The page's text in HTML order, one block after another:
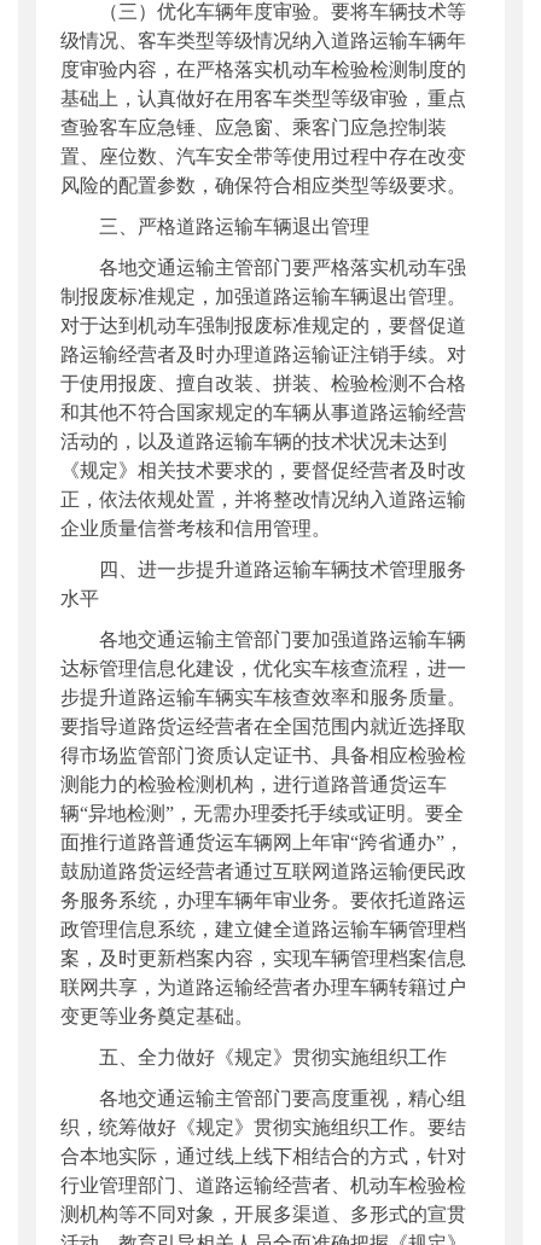
（三）优化车辆年度审验。要将车辆技术等
级情况、客车类型等级情况纳入道路运输车辆年
度审验内容，在严格落实机动车检验检测制度的
基础上，认真做好在用客车类型等级审验，重点
查验客车应急锤、应急窗、乘客门应急控制装
置、座位数、汽车安全带等使用过程中存在改变
风险的配置参数，确保符合相应类型等级要求。
三、严格道路运输车辆退出管理
各地交通运输主管部门要严格落实机动车强
制报废标准规定，加强道路运输车辆退出管理。
对于达到机动车强制报废标准规定的，要督促道
路运输经营者及时办理道路运输证注销手续。对
于使用报废、擅自改装、拼装、检验检测不合格
和其他不符合国家规定的车辆从事道路运输经营
活动的，以及道路运输车辆的技术状况未达到
《规定》相关技术要求的，要督促经营者及时改
正，依法依规处置，并将整改情况纳入道路运输
企业质量信誉考核和信用管理。
四、进一步提升道路运输车辆技术管理服务
水平
各地交通运输主管部门要加强道路运输车辆
达标管理信息化建设，优化实车核查流程，进一
步提升道路运输车辆实车核查效率和服务质量。
要指导道路货运经营者在全国范围内就近选择取
得市场监管部门资质认定证书、具备相应检验检
测能力的检验检测机构，进行道路普通货运车
辆“异地检测”，无需办理委托手续或证明。要全
面推行道路普通货运车辆网上年审“跨省通办”，
鼓励道路货运经营者通过互联网道路运输便民政
务服务系统，办理车辆年审业务。要依托道路运
政管理信息系统，建立健全道路运输车辆管理档
案，及时更新档案内容，实现车辆管理档案信息
联网共享，为道路运输经营者办理车辆转籍过户
变更等业务奠定基础。
五、全力做好《规定》贯彻实施组织工作
各地交通运输主管部门要高度重视，精心组
织，统筹做好《规定》贯彻实施组织工作。要结
合本地实际，通过线上线下相结合的方式，针对
行业管理部门、道路运输经营者、机动车检验检
测机构等不同对象，开展多渠道、多形式的宣贯